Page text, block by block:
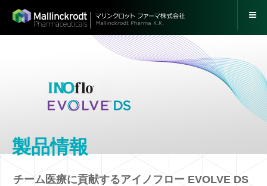
製品情報
チーム医療に貢献するアイノフロー EVOLVE DS